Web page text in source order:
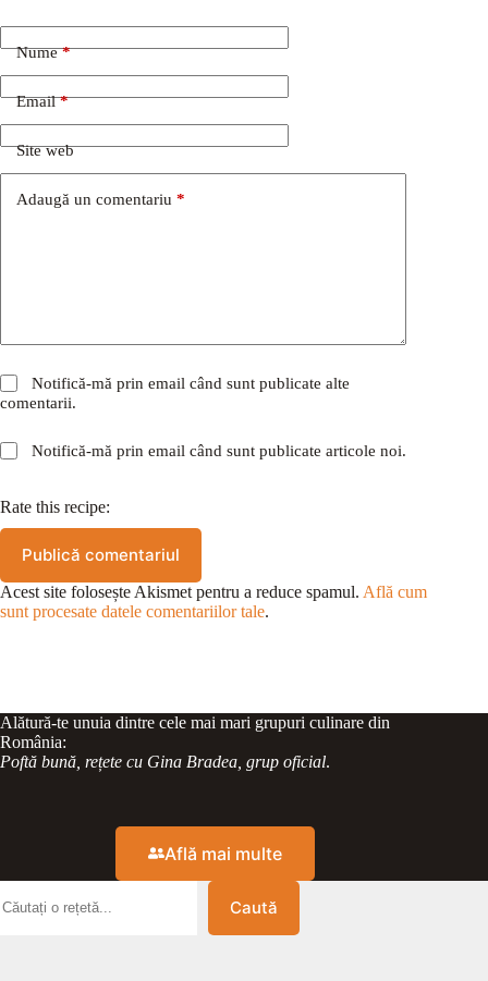
Nume*
Email*
Site web
Adaugă un comentariu *
Notifică-mă prin email când sunt publicate alte
comentarii.
Notifică-mă prin email când sunt publicate articole noi.
Rate this recipe:
Publică comentariul
Acest site folosește Akismet pentru a reduce spamul. Află cum
sunt procesate datele comentariilor tale.
Alătură-te unuia dintre cele mai mari grupuri culinare din
România:
Poftă bună, rețete cu Gina Bradea, grup oficial.
Află mai multe
Caută